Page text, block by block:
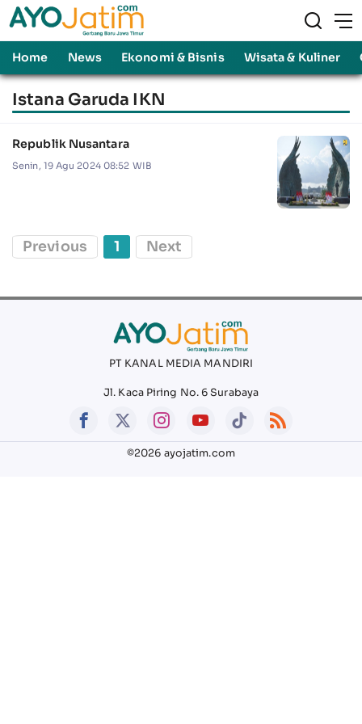
Home News Ekonomi & Bisnis Wisata & Kuliner
Istana Garuda IKN
Republik Nusantara
Senin, 19 Agu 2024 08:52 WIB
Previous 1 Next
PT KANAL MEDIA MANDIRI
Jl. Kaca Piring No. 6 Surabaya
©2026 ayojatim.com